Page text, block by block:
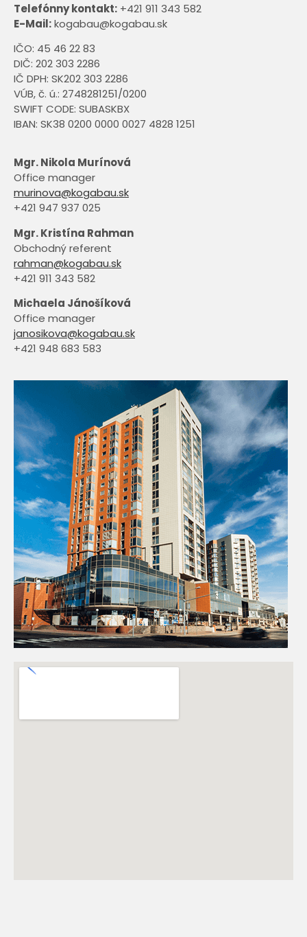
Telefónny kontakt: +421 911 343 582
E-Mail:kogabau@kogabau.sk
IČO: 45 46 22 83
DIČ: 202 303 2286
IČ DPH: SK202 303 2286
VÚB, č. ú.: 2748281251/0200
SWIFT CODE: SUBASKBX
IBAN: SK38 0200 0000 0027 4828 1251
Mgr. Nikola Murínová
Office manager
murinova@kogabau.sk
+421 947 937 025
Mgr. Kristína Rahman
Obchodný referent
rahman@kogabau.sk
+421 911 343 582
Michaela Jánošíková
Office manager
janosikova@kogabau.sk
+421 948 683 583